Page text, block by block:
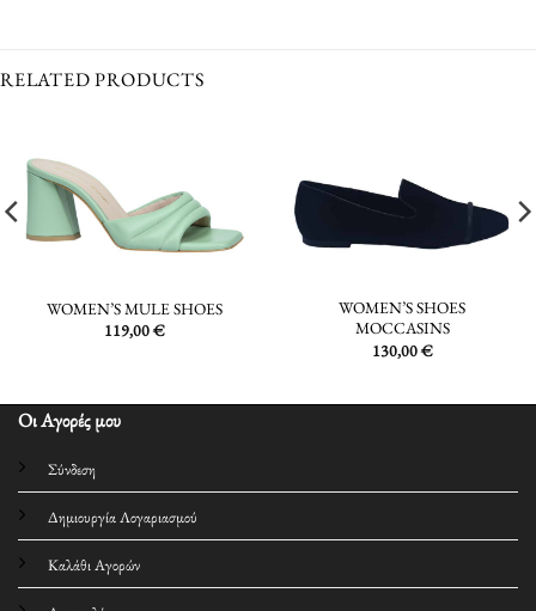
RELATED PRODUCTS
WOMEN’S MULE SHOES
119,00€
WOMEN’S SHOES
MOCCASINS
130,00€
Οι Αγορές μου
Σύνδεση
Δημιουργία Λογαριασμού
Καλάθι Αγορών